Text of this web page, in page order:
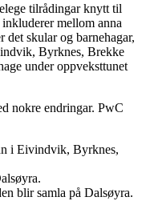
tilrådingar knytt til
mellom anna
det skular og barnehagar,
Byrknes, Brekke
under oppveksttunet
nokre endringar. PwC
i Eivindvik, Byrknes,
blir samla på Dalsøyra.